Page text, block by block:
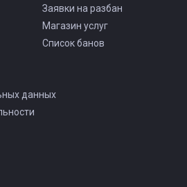
Заявки на разбан
Магазин услуг
Список банов
данных